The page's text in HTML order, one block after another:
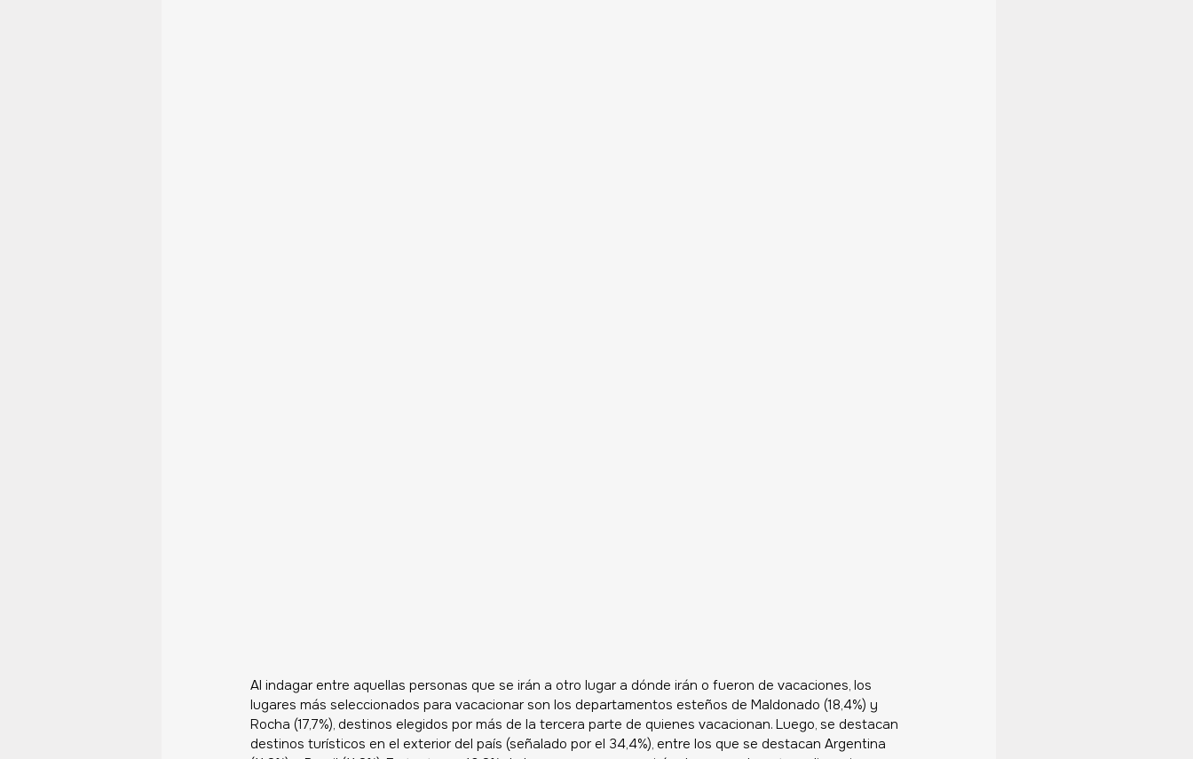
Al indagar entre aquellas personas que se irán a otro lugar a dónde irán o fueron de vacaciones, los
lugares más seleccionados para vacacionar son los departamentos esteños de Maldonado (18,4%) y
Rocha (17,7%), destinos elegidos por más de la tercera parte de quienes vacacionan. Luego, se destacan
destinos turísticos en el exterior del país (señalado por el 34,4%), entre los que se destacan Argentina